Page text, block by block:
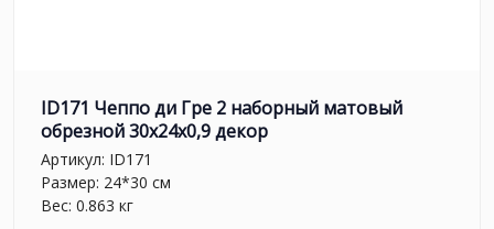
ID171 Чеппо ди Гре 2 наборный матовый
обрезной 30x24x0,9 декор
Артикул: ID171
Размер: 24*30 см
Вес: 0.863 кг